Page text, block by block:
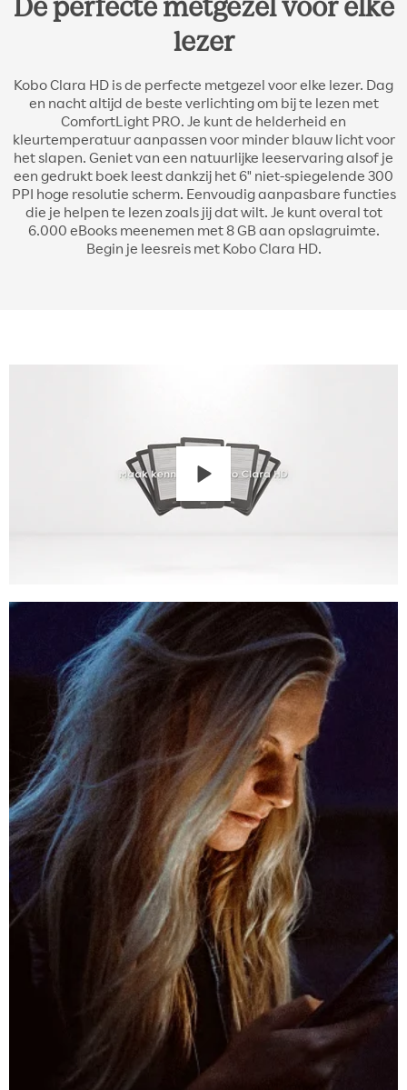
lezer
Kobo Clara HD is de perfecte metgezel voor elke lezer. Dag
en nacht altijd de beste verlichting om bij te lezen met
ComfortLight PRO. Je kunt de helderheid en
kleurtemperatuur aanpassen voor minder blauw licht voor
het slapen. Geniet van een natuurlijke leeservaring alsof je
een gedrukt boek leest dankzij het 6" niet-spiegelende 300
PPI hoge resolutie scherm. Eenvoudig aanpasbare functies
die je helpen te lezen zoals jij dat wilt. Je kunt overal tot
6.000 eBooks meenemen met 8 GB aan opslagruimte.
Begin je leesreis met Kobo Clara HD.